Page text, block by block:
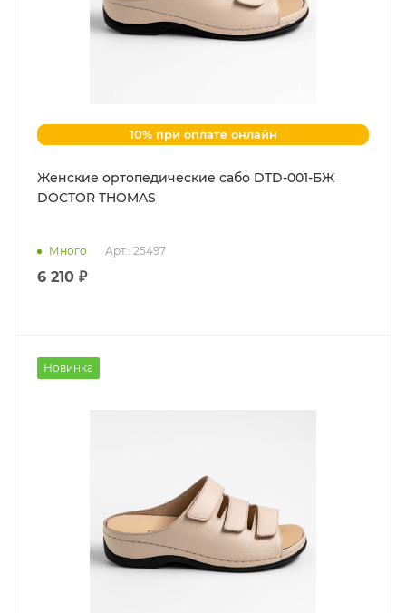
10% при оплате онлайн
Женские ортопедические сабо DTD-001-БЖ
DOCTOR THOMAS
Много Арт.: 25497
6 210 ₽
Новинка